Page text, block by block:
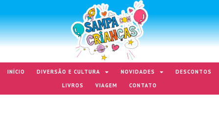
INÍCIO DIVERSÃO E CULTURA NOVIDADES
DESCONTOS
LIVROS
VIAGEM CONTATO